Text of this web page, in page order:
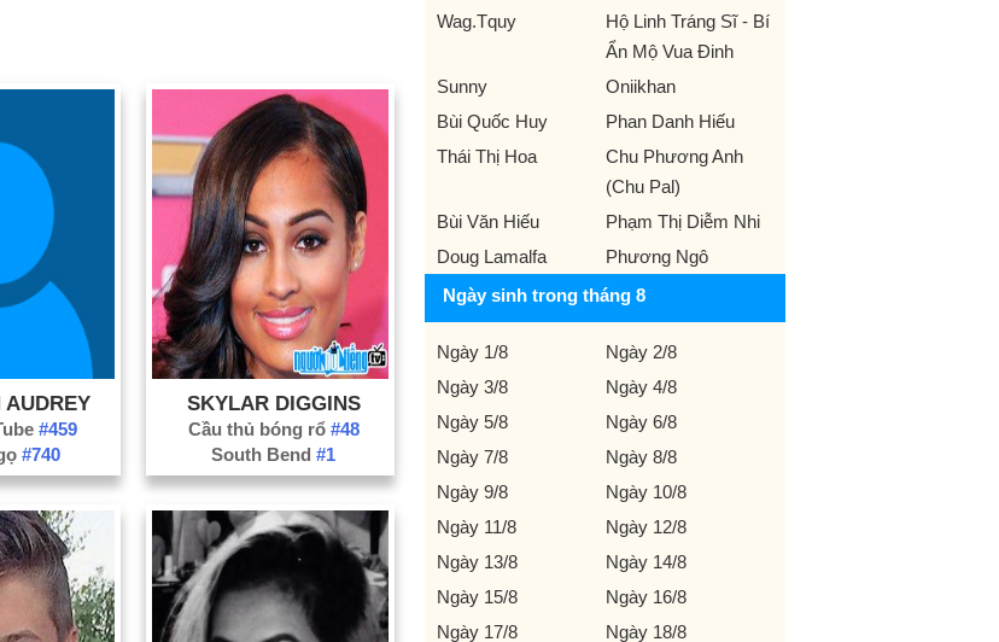
AUDREY
#459
#740
SKYLAR DIGGINS
Cầu thủ bóng rổ #48
South Bend#1
Wag.Tquy
Hộ Linh Tráng Sĩ - Bí
Ẩn Mộ Vua Đinh
Sunny
Oniikhan
Bùi Quốc Huy
Phan Danh Hiếu
Thái Thị Hoa
Chu Phương Anh
(Chu Pal)
Bùi Văn Hiếu
Phạm Thị Diễm Nhi
Doug Lamalfa
Phương Ngô
Ngày sinh trong tháng 8
Ngày 1/8
Ngày 2/8
Ngày 3/8
Ngày 4/8
Ngày 5/8
Ngày 6/8
Ngày 7/8
Ngày 8/8
Ngày 9/8
Ngày 10/8
Ngày 11/8
Ngày 12/8
Ngày 13/8
Ngày 14/8
Ngày 15/8
Ngày 16/8
Ngày 17/8
Ngày 18/8